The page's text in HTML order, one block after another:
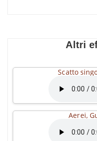
Altri
Scatto
Aerei,